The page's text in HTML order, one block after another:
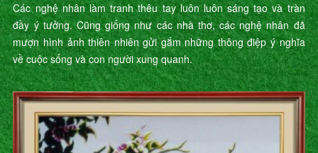
Các nghệ nhân làm tranh thêu tay luôn luôn sáng tạo và tràn
đầy ý tưởng. Cũng giống như các nhà thơ, các nghệ nhân đã
mượn hình ảnh thiên nhiên gửi gắm những thông điệp ý nghĩa
về cuộc sống và con người xung quanh.